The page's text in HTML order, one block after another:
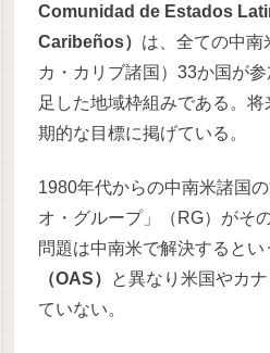
Comunidad de Estados
Caribeños） は、全ての中南
カ・カリブ諸国）33か国が
足した地域枠組みである。
期的な目標に掲げている。
1980年代からの中南米諸国
オ・グループ」（RG）がそ
問題は中南米で解決すると
（OAS）
と異なり米国やカ
ていない。